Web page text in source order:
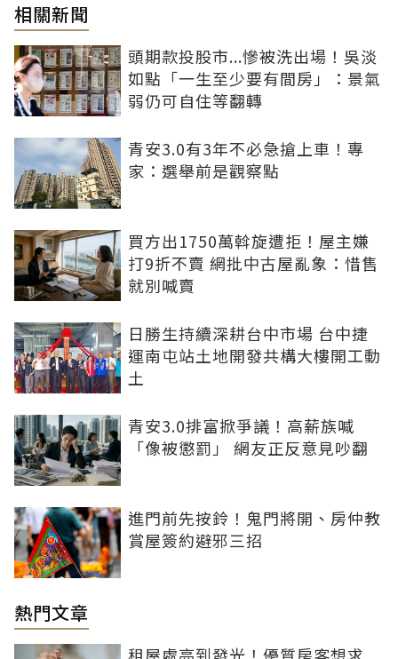
相關新聞
頭期款投股市...慘被洗出場！吳淡
如點「一生至少要有間房」：景氣
弱仍可自住等翻轉
青安3.0有3年不必急搶上車！專
家：選舉前是觀察點
買方出1750萬斡旋遭拒！屋主嫌
打9折不賣 網批中古屋亂象：惜售
就別喊賣
日勝生持續深耕台中市場 台中捷
運南屯站土地開發共構大樓開工動
土
青安3.0排富掀爭議！高薪族喊
「像被懲罰」 網友正反意見吵翻
進門前先按鈴！鬼門將開、房仲教
賞屋簽約避邪三招
熱門文章